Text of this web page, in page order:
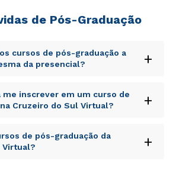
de Pós-Graduação
cursos de pós-graduação a
da presencial?
+
unde omnis iste natus error sit
doloremque laudantium,
eaque ipsa quae ab illo inventore
enim ipsam voluptatem quia
aut odit aut fugit, sed quia
me inscrever em um curso de
Cruzeiro do Sul Virtual?
+
unde omnis iste natus error sit
doloremque laudantium,
de pós-graduação da
Virtual?
+